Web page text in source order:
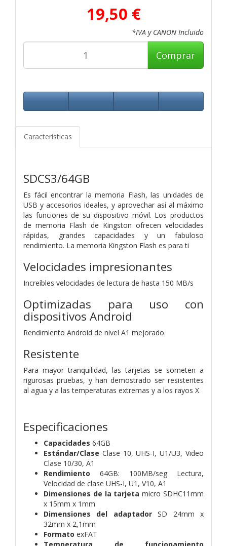
19,50 €
*IVA y CANON Incluido
Comprar
Características
SDCS3/64GB
Es fácil encontrar la memoria Flash, las unidades de
USB y accesorios ideales, y aprovechar así al máximo
las funciones de su dispositivo móvil. Los productos
de memoria Flash de Kingston ofrecen velocidades
rápidas, grandes capacidades y un fabuloso
rendimiento. La memoria Kingston Flash es para ti
Velocidades impresionantes
Increíbles velocidades de lectura de hasta 150 MB/s
Optimizadas para uso con
dispositivos Android
Rendimiento Android de nivel A1 mejorado.
Resistente
Para mayor tranquilidad, las tarjetas se someten a
rigurosas pruebas, y han demostrado ser resistentes
al agua y a las temperaturas extremas y a los rayos X
Especificaciones
Capacidades 64GB
Estándar/Clase Clase 10, UHS-I, U1/U3, Video
Clase 10/30, A1
Rendimiento 64GB: 100MB/seg Lectura,
Velocidad de clase UHS-I, U1, V10, A1
Dimensiones de la tarjetamicro SDHC11mm
x 15mm x 1mm
Dimensiones del adaptadorSD 24mm x
32mm x 2,1mm
Formato exFAT
Temperatura de funcionamiento